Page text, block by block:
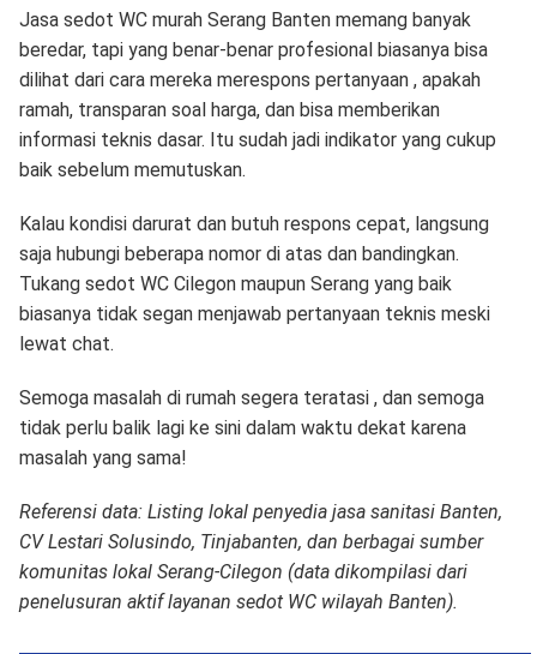
Jasa sedot WC murah Serang Banten memang banyak
beredar, tapi yang benar-benar profesional biasanya bisa
dilihat dari cara mereka merespons pertanyaan , apakah
ramah, transparan soal harga, dan bisa memberikan
informasi teknis dasar. Itu sudah jadi indikator yang cukup
baik sebelum memutuskan.
Kalau kondisi darurat dan butuh respons cepat, langsung
saja hubungi beberapa nomor di atas dan bandingkan.
Tukang sedot WC Cilegon maupun Serang yang baik
biasanya tidak segan menjawab pertanyaan teknis meski
lewat chat.
Semoga masalah di rumah segera teratasi , dan semoga
tidak perlu balik lagi ke sini dalam waktu dekat karena
masalah yang sama!
Referensi data: Listing lokal penyedia jasa sanitasi Banten,
CV Lestari Solusindo, Tinjabanten, dan berbagai sumber
komunitas lokal Serang-Cilegon (data dikompilasi dari
penelusuran aktif layanan sedot WC wilayah Banten).